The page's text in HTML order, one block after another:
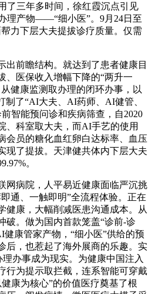
了三年多时间，徐红霞沉点引见
理产物——“细小医”。9月24日至
力下层大夫提拔诊疗质量。仅需
前瞻结构。就达到了患者健康目
、医保收入增幅下降的“两升一
健康监测取办理的闭环办事，以
制了“AI大夫、AI药师、AI健管、
智能预问诊和疾病筛查，自2020
、科室取大夫，而AI手艺的使用
会员的糖化血红卵白达标率、血压
现了提拔。天津健共体内下层大夫
。
病院，人平易近健康面临严沉挑
通、一触即明”全流程体验。正在
健康，大幅削减医患沟通成本。从
破。做为国内首款笼盖“诊前-诊
康管家产物，“细小医”供给的预
后，也惹起了海外展商的乐趣。实
理办事成为现实。为健康中国注入
行为提示取拦截，连系智能可穿戴
康为核心”的价值医疗奠基了根